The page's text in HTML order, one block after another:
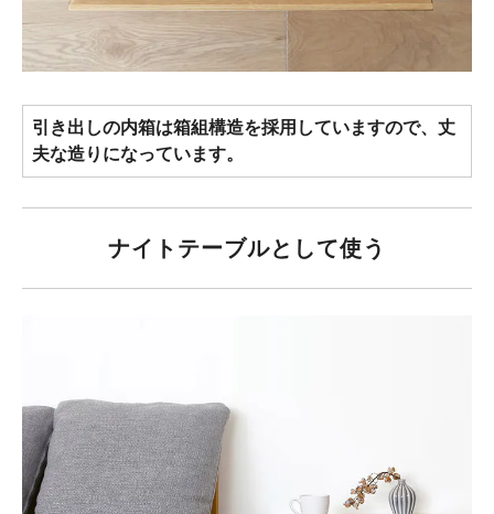
引き出しの内箱は箱組構造を採用していますので、丈
夫な造りになっています。
ナイトテーブルとして使う